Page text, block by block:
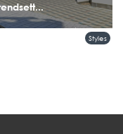
รสัมผัสประสบการณ์ที่เต็มไป
Styles